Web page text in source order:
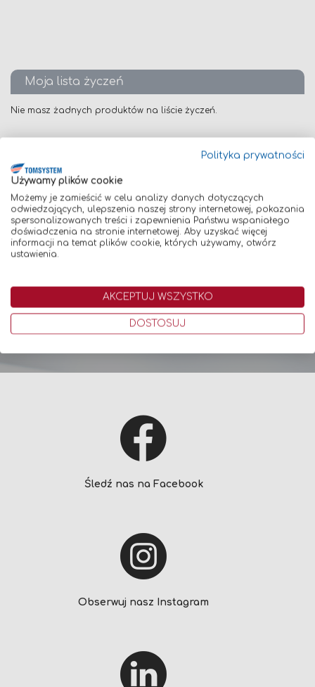
Moja lista życzeń
Nie masz żadnych produktów na liście życzeń.
Newsletter
Bądź pierwszym, który dowiaduje się o najnowszych promocjach,
oferowanych produktach oraz wiele więcej!
Uwaga! Zapis do Newslettera jest równoznaczny z wyrażeniem
kliknij w link, który otrzymasz na Twój adres e-mail.
Subskrybuj
nasz
Śledź nas na Facebook
Obserwuj nasz Instagram
Polityka prywatności
Używamy plików cookie
Możemy je zamieścić w celu analizy danych dotyczących
odwiedzających, ulepszenia naszej strony internetowej, pokazania
spersonalizowanych treści i zapewnienia Państwu wspaniałego
doświadczenia na stronie internetowej. Aby uzyskać więcej
informacji na temat plików cookie, których używamy, otwórz
ustawienia.
AKCEPTUJ WSZYSTKO
DOSTOSUJ